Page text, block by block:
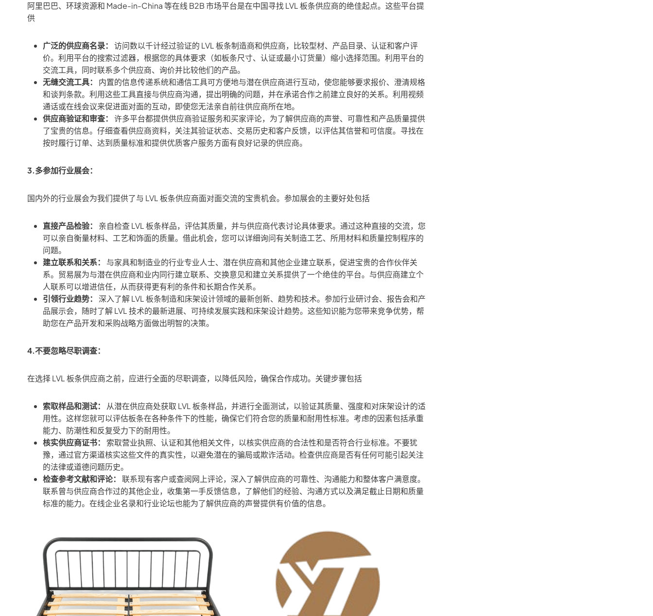
阿里巴巴、环球资源和 Made-in-China 等在线 B2B 市场平台是在中国寻找 LVL 板条供应商的绝佳起点。这些平台提
供
广泛的供应商名录：
访问数以千计经过验证的 LVL 板条制造商和供应商，比较型材、产品目录、认证和客户评
价。利用平台的搜索过滤器，根据您的具体要求（如板条尺寸、认证或最小订货量）缩小选择范围。利用平台的
交流工具，同时联系多个供应商、询价并比较他们的产品。
无缝交流工具：
内置的信息传递系统和通信工具可方便地与潜在供应商进行互动，使您能够要求报价、澄清规格
和谈判条款。利用这些工具直接与供应商沟通，提出明确的问题，并在承诺合作之前建立良好的关系。利用视频
通话或在线会议来促进面对面的互动，即使您无法亲自前往供应商所在地。
供应商验证和审查：
许多平台都提供供应商验证服务和买家评论，为了解供应商的声誉、可靠性和产品质量提供
了宝贵的信息。仔细查看供应商资料，关注其验证状态、交易历史和客户反馈，以评估其信誉和可信度。寻找在
按时履行订单、达到质量标准和提供优质客户服务方面有良好记录的供应商。
3.多参加行业展会：
国内外的行业展会为我们提供了与 LVL 板条供应商面对面交流的宝贵机会。参加展会的主要好处包括
直接产品检验：
亲自检查 LVL 板条样品，评估其质量，并与供应商代表讨论具体要求。通过这种直接的交流，您
可以亲自衡量材料、工艺和饰面的质量。借此机会，您可以详细询问有关制造工艺、所用材料和质量控制程序的
问题。
建立联系和关系：
与家具和制造业的行业专业人士、潜在供应商和其他企业建立联系，促进宝贵的合作伙伴关
系。贸易展为与潜在供应商和业内同行建立联系、交换意见和建立关系提供了一个绝佳的平台。与供应商建立个
人联系可以增进信任，从而获得更有利的条件和长期合作关系。
引领行业趋势：
深入了解 LVL 板条制造和床架设计领域的最新创新、趋势和技术。参加行业研讨会、报告会和产
品展示会，随时了解 LVL 技术的最新进展、可持续发展实践和床架设计趋势。这些知识能为您带来竞争优势，帮
助您在产品开发和采购战略方面做出明智的决策。
4.不要忽略尽职调查：
在选择 LVL 板条供应商之前，应进行全面的尽职调查，以降低风险，确保合作成功。关键步骤包括
索取样品和测试：
从潜在供应商处获取 LVL 板条样品，并进行全面测试，以验证其质量、强度和对床架设计的适
用性。这样您就可以评估板条在各种条件下的性能，确保它们符合您的质量和耐用性标准。考虑的因素包括承重
能力、防潮性和反复受力下的耐用性。
核实供应商证书：
索取营业执照、认证和其他相关文件，以核实供应商的合法性和是否符合行业标准。不要犹
豫，通过官方渠道核实这些文件的真实性，以避免潜在的骗局或欺诈活动。检查供应商是否有任何可能引起关注
的法律或道德问题历史。
检查参考文献和评论：
联系现有客户或查阅网上评论，深入了解供应商的可靠性、沟通能力和整体客户满意度。
联系曾与供应商合作过的其他企业，收集第一手反馈信息，了解他们的经验、沟通方式以及满足截止日期和质量
标准的能力。在线企业名录和行业论坛也能为了解供应商的声誉提供有价值的信息。